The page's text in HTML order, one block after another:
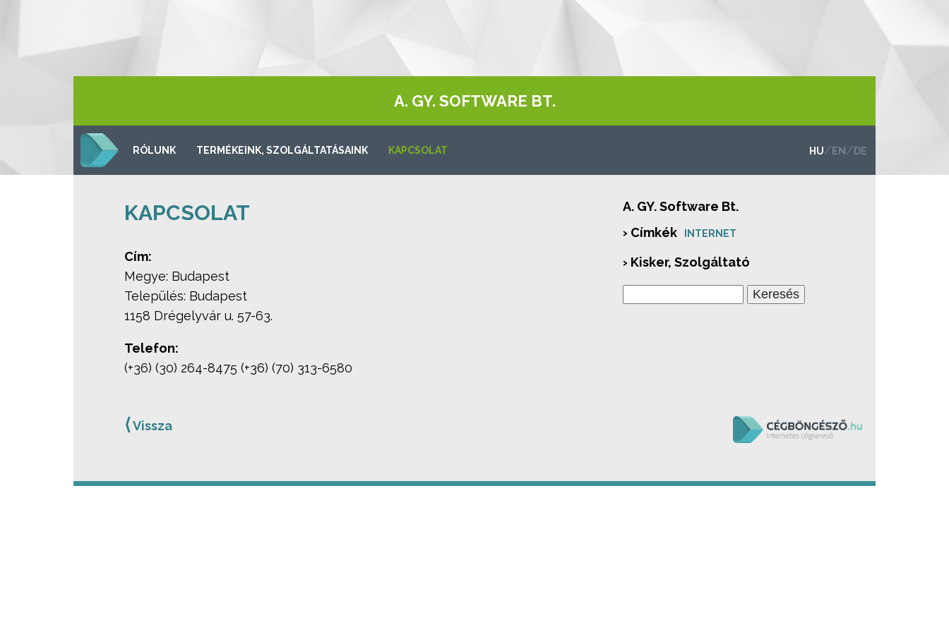
A. GY. SOFTWARE BT.
RÓLUNK TERMÉKEINK, SZOLGÁLTATÁSAINK KAPCSOLAT HU/ EN / DE
KAPCSOLAT
Cím:
Megye: Budapest
Település: Budapest
1158 Drégelyvár u. 57-63.
Telefon:
(+36) (30) 264-8475 (+36) (70) 313-6580
A. GY. Software Bt.
› Címkék
INTERNET
› Kisker, Szolgáltató
⟨Vissza